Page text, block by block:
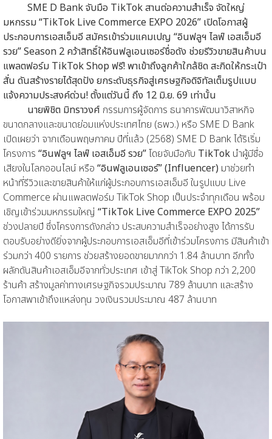
SME D Bank จับมือ TikTok สานต่อความสำเร็จ จัดใหญ่
มหกรรม “TikTok Live Commerce EXPO 2026” เปิดโอกาสผู้
ประกอบการเอสเอ็มอี สมัครเข้าร่วมแคมเปญ “อินฟลูฯ ไลฟ์ เอสเอ็มอี
รวย” Season 2 คว้าสิทธิ์ให้อินฟลูเอนเซอร์ชื่อดัง ช่วยรีวิวขายสินค้าบน
แพลตฟอร์ม TikTok Shop ฟรี! พาเข้าถึงลูกค้าใกล้ชิด สะกิดให้กระเป๋า
สั่น ดันสร้างรายได้สุดปัง ยกระดับธุรกิจสู่เศรษฐกิจดิจิทัลเต็มรูปแบบ
แจ้งความประสงค์ด่วน! ตั้งแต่วันนี้ ถึง 12 มิ.ย. 69 เท่านั้น
นายพิชิต มิทราวงศ์ กรรมการผู้จัดการ ธนาคารพัฒนาวิสาหกิจ
ขนาดกลางและขนาดย่อมแห่งประเทศไทย (ธพว.) หรือ SME D Bank
เปิดเผยว่า จากเดือนพฤษภาคม ปีที่แล้ว (2568) SME D Bank ได้ริเริ่ม
โครงการ “อินฟลูฯ ไลฟ์ เอสเอ็มอี รวย”โดยจับมือกับ TikTok นำผู้มีชื่อ
เสียงในโลกออนไลน์ หรือ “อินฟลูเอนเซอร์” (Influencer) มาช่วยทำ
หน้าที่รีวิวและขายสินค้าให้แก่ผู้ประกอบการเอสเอ็มอี ในรูปแบบ Live
Commerce ผ่านแพลตฟอร์ม TikTok Shop เป็นประจำทุกเดือน พร้อม
เชิญเข้าร่วมมหกรรมใหญ่ “TikTok Live Commerce EXPO 2025”
ช่วงปลายปี ซึ่งโครงการดังกล่าว ประสบความสำเร็จอย่างสูง ได้การรับ
ตอบรับอย่างดียิ่งจากผู้ประกอบการเอสเอ็มอีที่เข้าร่วมโครงการ มีสินค้าเข้า
ร่วมกว่า 400 รายการ ช่วยสร้างยอดขายมากกว่า 1.84 ล้านบาท อีกทั้ง
ผลักดันสินค้าเอสเอ็มอีจากทั่วประเทศ เข้าสู่ TikTok Shop กว่า 2,200
ร้านค้า สร้างมูลค่าทางเศรษฐกิจรวมประมาณ 789 ล้านบาท และสร้าง
โอกาสพาเข้าถึงแหล่งทุน วงเงินรวมประมาณ 487 ล้านบาท